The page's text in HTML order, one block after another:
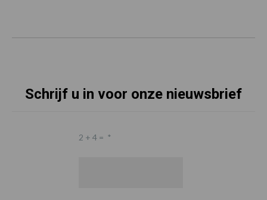
Schrijf u in voor onze nieuwsbrief
2 + 4 = *